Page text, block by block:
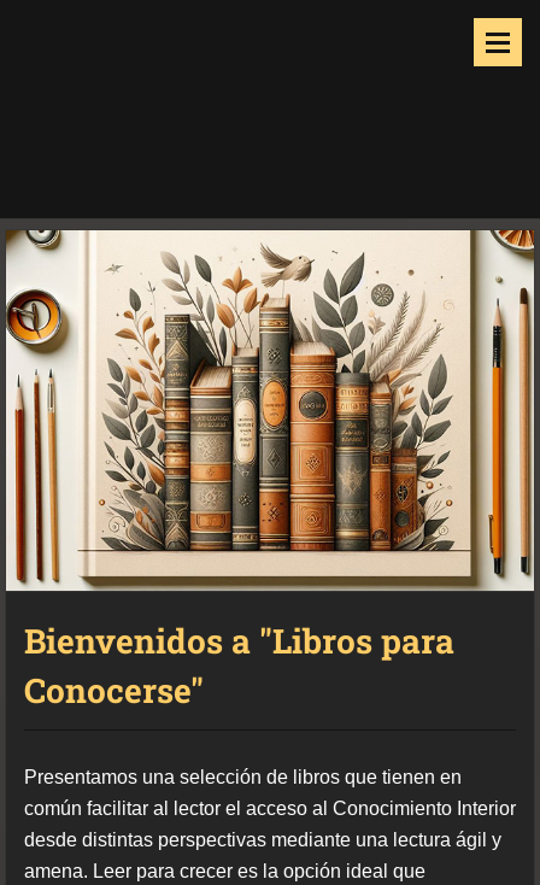
Bienvenidos a "Libros para
Conocerse"
Presentamos una selección de libros que tienen en
común facilitar al lector el acceso al Conocimiento Interior
desde distintas perspectivas mediante una lectura ágil y
amena. Leer para crecer es la opción ideal que